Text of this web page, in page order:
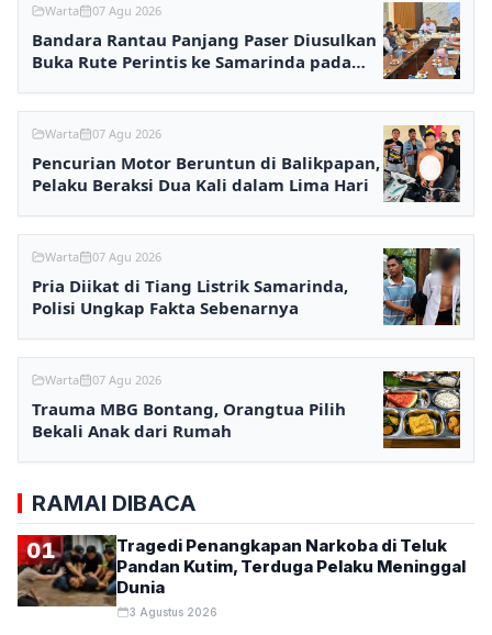
Warta 07 Agu 2026
Bandara Rantau Panjang Paser Diusulkan
Buka Rute Perintis ke Samarinda pada
Warta 07 Agu 2026
Pencurian Motor Beruntun di Balikpapan,
Pelaku Beraksi Dua Kali dalam Lima Hari
Warta 07 Agu 2026
Pria Diikat di Tiang Listrik Samarinda,
Polisi Ungkap Fakta Sebenarnya
Warta 07 Agu 2026
Trauma MBG Bontang, Orangtua Pilih
Bekali Anak dari Rumah
RAMAI DIBACA
01
Tragedi Penangkapan Narkoba di Teluk
Pandan Kutim, Terduga Pelaku Meninggal
Dunia
3 Agustus 2026